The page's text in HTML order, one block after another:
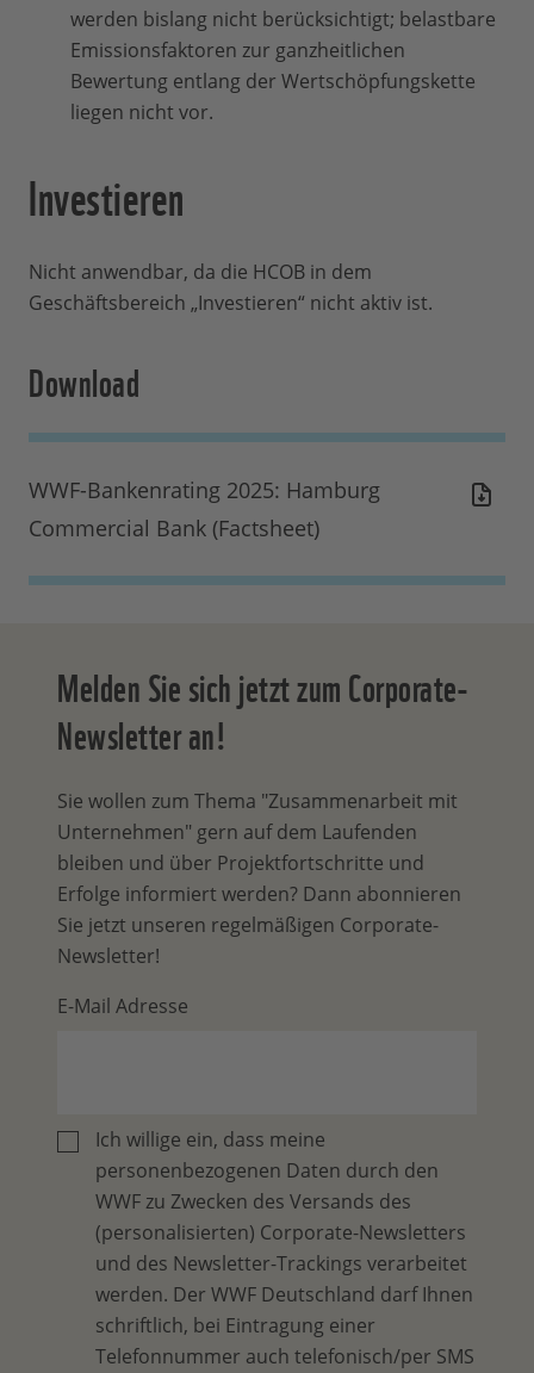
werden bislang nicht berücksichtigt; belastbare
Emissionsfaktoren zur ganzheitlichen
Bewertung entlang der Wertschöpfungskette
liegen nicht vor.
Investieren
Nicht anwendbar, da die HCOB in dem
Geschäftsbereich „Investieren“ nicht aktiv ist.
Download
WWF-Bankenrating 2025: Hamburg
Commercial Bank (Factsheet)
Melden Sie sich jetzt zum Corporate-
Newsletter an!
Sie wollen zum Thema "Zusammenarbeit mit
Unternehmen" gern auf dem Laufenden
bleiben und über Projektfortschritte und
Erfolge informiert werden? Dann abonnieren
Sie jetzt unseren regelmäßigen Corporate-
Newsletter!
E-Mail Adresse
Ich willige ein, dass meine
personenbezogenen Daten durch den
WWF zu Zwecken des Versands des
(personalisierten) Corporate-Newsletters
und des Newsletter-Trackings verarbeitet
werden. Der WWF Deutschland darf Ihnen
schriftlich, bei Eintragung einer
Telefonnummer auch telefonisch/per SMS